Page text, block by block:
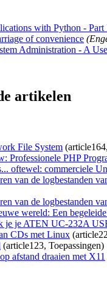
with Python - Part
of convenience
Administration - A
artikelen
File System
Professionele PHP
oftewel: commerciele
van de logbestanden
van de logbestanden
wereld: Een
je je ATEN UC-232A
CDs met Linux
(article123, Toepassingen)
afstand draaien met X11